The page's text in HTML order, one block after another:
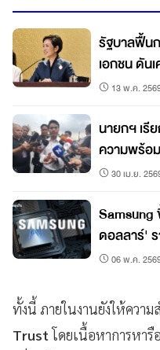
รัฐบาลฟื้น
เอกชน ดัน
13 พ.ค.
นายกฯ เรี
ความพร้อ
30 เม.ย.
Samsung
ดอลลาร์' ร
06 พ.ค.
ทั้งนี้ ภายในงานยังให้ควา
Trustโดยเนื้อหาการหารื